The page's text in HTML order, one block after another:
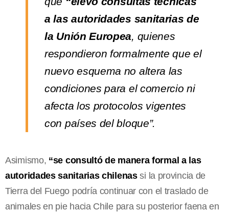
a las autoridades sanitarias de
la Unión Europea, quienes
respondieron formalmente que el
nuevo esquema no altera las
condiciones para el comercio ni
afecta los protocolos vigentes
con países del bloque”.
Asimismo, “se consultó de manera formal a las
autoridades sanitarias chilenassi la provincia de
Tierra del Fuego podría continuar con el traslado de
animales en pie hacia Chile para su posterior faena en